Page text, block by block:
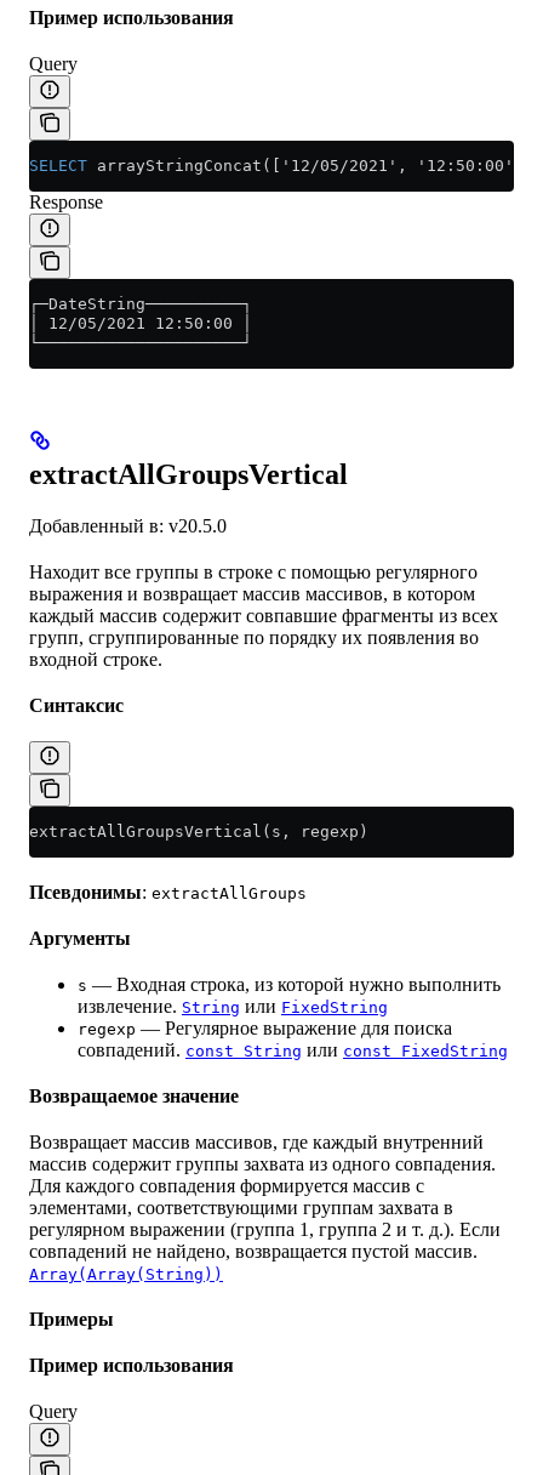
Пример использования
Query
SELECT arrayStringConcat(['12/05/2021', '12:50:00'],
Response
┌─DateString──────────┐
│ 12/05/2021 12:50:00 │
└─────────────────────┘
extractAllGroupsVertical
Добавленный в: v20.5.0
Находит все группы в строке с помощью регулярного
выражения и возвращает массив массивов, в котором
каждый массив содержит совпавшие фрагменты из всех
групп, сгруппированные по порядку их появления во
входной строке.
Синтаксис
extractAllGroupsVertical(s, regexp)
Псевдонимы: extractAllGroups
Аргументы
s — Входная строка, из которой нужно выполнить
извлечение. String или FixedString
regexp — Регулярное выражение для поиска
совпадений. const String или const FixedString
Возвращаемое значение
Возвращает массив массивов, где каждый внутренний
массив содержит группы захвата из одного совпадения.
Для каждого совпадения формируется массив с
элементами, соответствующими группам захвата в
регулярном выражении (группа 1, группа 2 и т. д.). Если
совпадений не найдено, возвращается пустой массив.
Array(Array(String))
Примеры
Пример использования
Query